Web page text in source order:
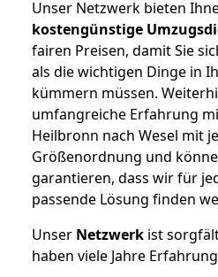
Unser Netzwerk bieten
kostengünstige
fairen Preisen, damit Sie
als die wichtigen Dinge in
kümmern müssen.
umfangreiche Erfahrung
Heilbronn nach Wesel mit
Größenordnung und
garantieren, dass wir für
passende Lösung finden
Unser Netzwerk ist
haben viele Jahre